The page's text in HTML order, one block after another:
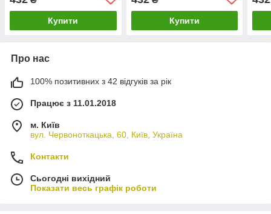
Купити Купити
Про нас
100% позитивних з 42 відгуків за рік
Працює з 11.01.2018
м. Київ
вул. Червоноткацька, 60, Київ, Україна
Контакти
Сьогодні вихідний
Показати весь графік роботи